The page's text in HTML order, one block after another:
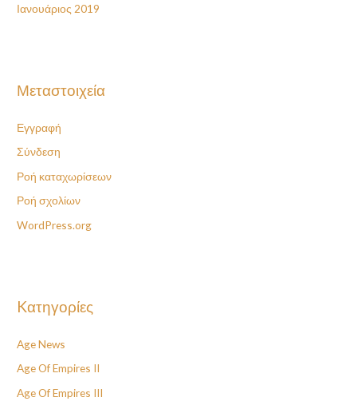
Ιανουάριος 2019
Μεταστοιχεία
Εγγραφή
Σύνδεση
Ροή καταχωρίσεων
Ροή σχολίων
WordPress.org
Kατηγορίες
Age News
Age Of Empires II
Age Of Empires III